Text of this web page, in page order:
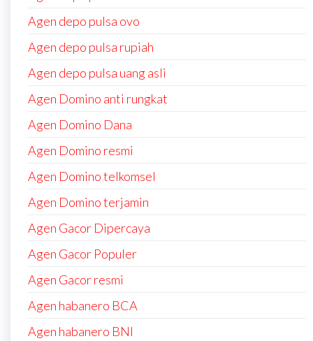
Agen depo pulsa ovo
Agen depo pulsa rupiah
Agen depo pulsa uang asli
Agen Domino anti rungkat
Agen Domino Dana
Agen Domino resmi
Agen Domino telkomsel
Agen Domino terjamin
Agen Gacor Dipercaya
Agen Gacor Populer
Agen Gacor resmi
Agen habanero BCA
Agen habanero BNI